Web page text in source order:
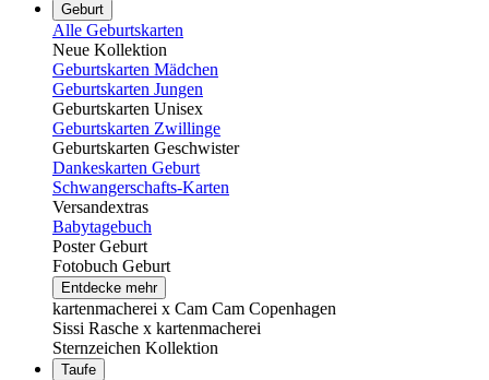
Geburt
Alle Geburtskarten
Neue Kollektion
Geburtskarten Mädchen
Geburtskarten Jungen
Geburtskarten Unisex
Geburtskarten Zwillinge
Geburtskarten Geschwister
Dankeskarten Geburt
Schwangerschafts-Karten
Versandextras
Babytagebuch
Poster Geburt
Fotobuch Geburt
Entdecke mehr
kartenmacherei x Cam Cam Copenhagen
Sissi Rasche x kartenmacherei
Sternzeichen Kollektion
Taufe